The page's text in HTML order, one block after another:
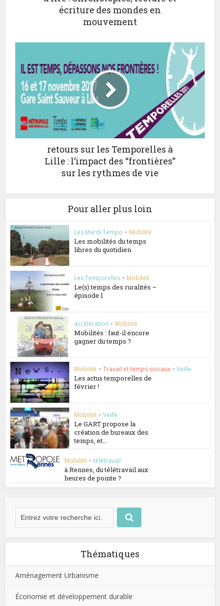
écriture des mondes en
mouvement
retours sur les Temporelles à
Lille : l’impact des “frontières”
sur les rythmes de vie
Pour aller plus loin
Les Mardi Tempo • Mobilité
Les mobilités du temps
libres du quotidien
Les Temporelles • Mobilité
Le(s) temps des ruralités –
épisode 1
accélération • Mobilité
Mobilités : faut-il encore
gagner du temps ?
Mobilité • Travail et temps sociaux • Veille
Les actus temporelles de
février !
Mobilité • Veille
Le GART propose la
création de bureaux des
temps, et...
Mobilité • télétravail
à Rennes, du télétravail aux
heures de pointe ?
Thématiques
Aménagement Urbanisme
Économie et développement durable